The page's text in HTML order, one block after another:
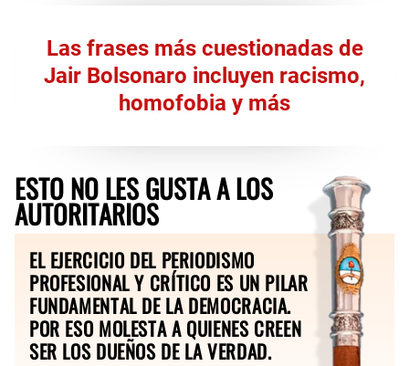
Las frases más cuestionadas de
Jair Bolsonaro incluyen racismo,
homofobia y más
ESTO NO LES GUSTA A LOS
AUTORITARIOS
EL EJERCICIO DEL PERIODISMO
PROFESIONAL Y CRÍTICO ES UN PILAR
FUNDAMENTAL DE LA DEMOCRACIA.
POR ESO MOLESTA A QUIENES CREEN
SER LOS DUEÑOS DE LA VERDAD.